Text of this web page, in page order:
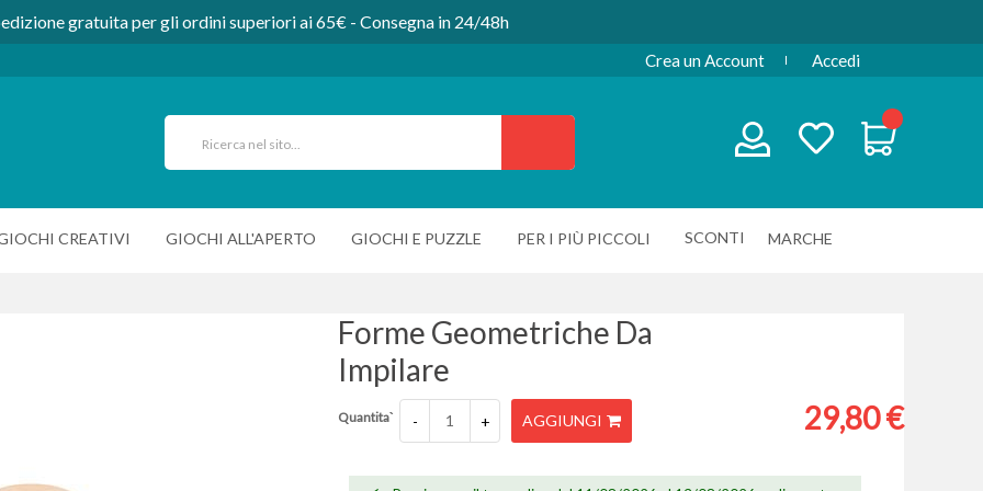
gratuita per gli ordini superiori ai 65€ - Consegna in 24/48h
Crea un Account Accedi
CREATIVI GIOCHI ALL'APERTO GIOCHI E PUZZLE PER I PIÙ PICCOLI SCONTI MARCHE
Forme Geometriche Da
Impilare
Quantita` - + AGGIUNGI 29,80 €